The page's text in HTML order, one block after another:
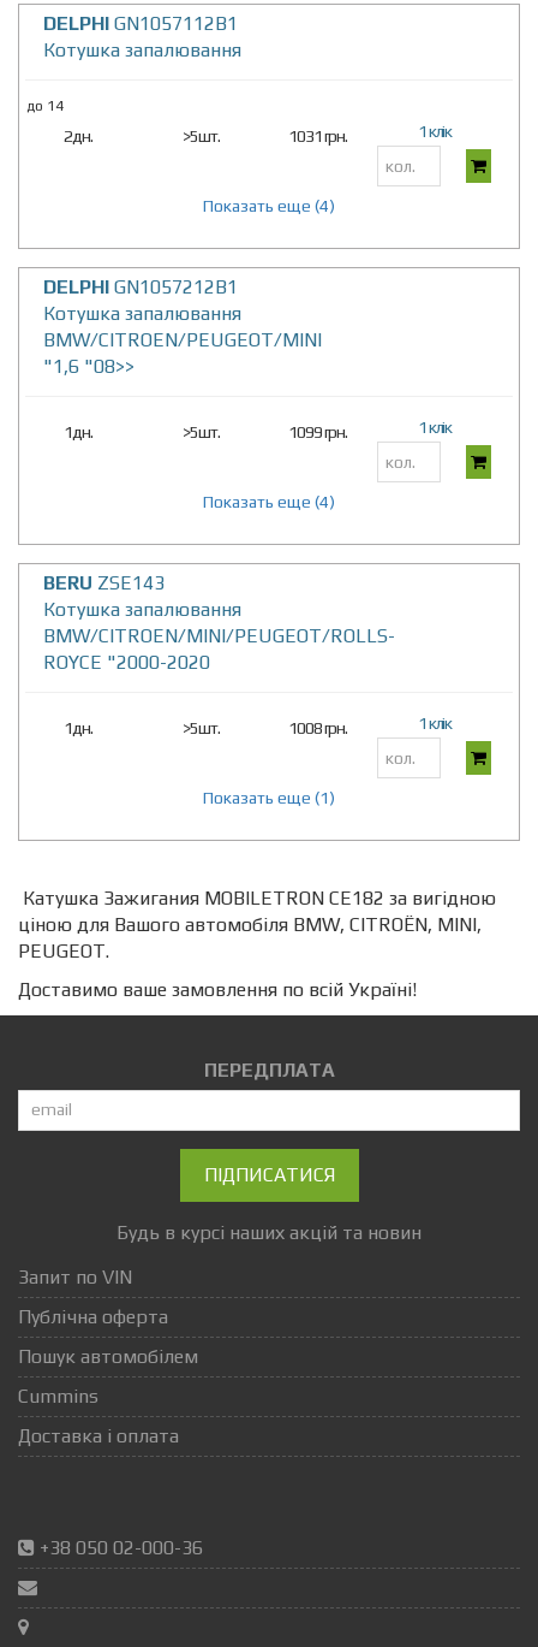
DELPHI GN1057112B1
Котушка запалювання
до 14
2дн. >5шт. 1031 грн. 1 клік
Показать еще (4)
DELPHI GN1057212B1
Котушка запалювання
BMW/CITROEN/PEUGEOT/MINI
"1,6 "08>>
1дн. >5шт. 1099 грн. 1 клік
Показать еще (4)
BERU ZSE143
Котушка запалювання
BMW/CITROEN/MINI/PEUGEOT/ROLLS-
ROYCE "2000-2020
1дн. >5шт. 1008 грн. 1 клік
Показать еще (1)
Катушка Зажигания MOBILETRON CE182 за вигідною
ціною для Вашого автомобіля BMW, CITROËN, MINI,
PEUGEOT.
Доставимо ваше замовлення по всій Україні!
ПЕРЕДПЛАТА
ПІДПИСАТИСЯ
Будь в курсі наших акцій та новин
Запит по VIN
Публічна оферта
Пошук автомобілем
Cummins
Доставка і оплата
+38 050 02-000-36